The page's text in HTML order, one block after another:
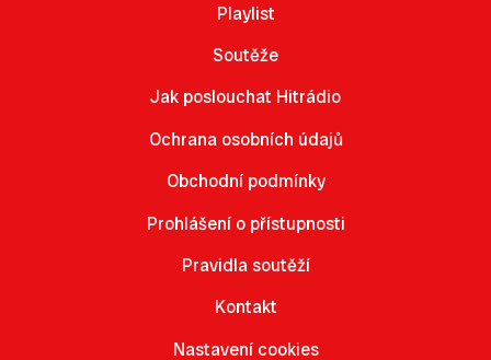
Playlist
Soutěže
Jak poslouchat Hitrádio
Ochrana osobních údajů
Obchodní podmínky
Prohlášení o přístupnosti
Pravidla soutěží
Kontakt
Nastavení cookies